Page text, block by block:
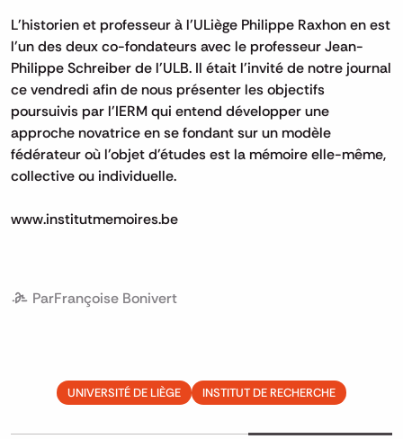
L'historien et professeur à l'ULiège Philippe Raxhon en est
l'un des deux co-fondateurs avec le professeur Jean-
Philippe Schreiber de l'ULB. Il était l'invité de notre journal
ce vendredi afin de nous présenter les objectifs
poursuivis par l'IERM qui entend développer une
approche novatrice en se fondant sur un modèle
fédérateur où l'objet d'études est la mémoire elle-même,
collective ou individuelle.
www.institutmemoires.be
ParFrançoise Bonivert
UNIVERSITÉ DE LIÈGE INSTITUT DE RECHERCHE